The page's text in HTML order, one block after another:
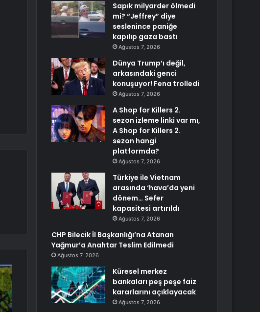
Sapık milyarder ölmedi
mi? “Jeffrey” diye
seslenince paniğe
kapılıp gaza bastı
Ağustos 7, 2026
Dünya Trump’ı değil,
arkasındaki genci
konuşuyor! Fena trolledi
Ağustos 7, 2026
A Shop for Killers 2.
sezon izleme linki var mı,
A Shop for Killers 2.
sezon hangi
platformda?
Ağustos 7, 2026
Türkiye ile Vietnam
arasında ‘hava’da yeni
dönem… Sefer
kapasitesi artırıldı
Ağustos 7, 2026
CHP Bilecik İl Başkanlığı’na Atanan
Yağmur’a Anahtar Teslim Edilmedi
Ağustos 7, 2026
Küresel merkez
bankaları peş peşe faiz
kararlarını açıklayacak
Ağustos 7, 2026